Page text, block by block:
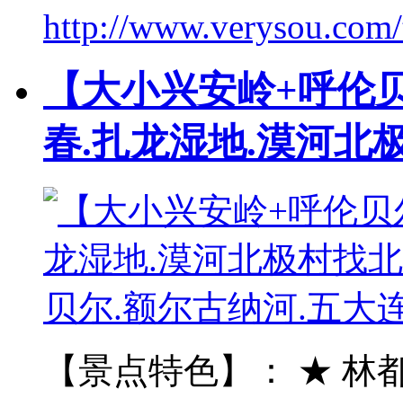
http://
【大小兴安岭+呼
春.扎龙湿地.漠河北
【景点特色】： ★ 林